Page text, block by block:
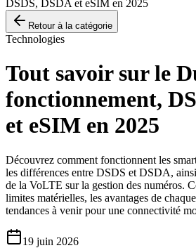
DSDS, DSDA et eSIM en 2025
Retour à la catégorie
Technologies
Tout savoir sur le
fonctionnement,
et eSIM en 2025
Découvrez comment fonctionnent les
les différences entre DSDS et DSDA,
de la VoLTE sur la gestion des numéros.
limites matérielles, les avantages de
tendances à venir pour une connectivité
19 juin 2026